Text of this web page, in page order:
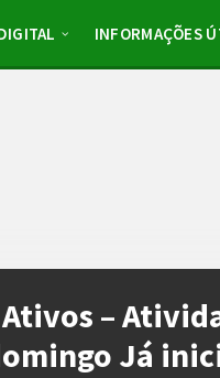
INFORMAÇÕES
–
Já